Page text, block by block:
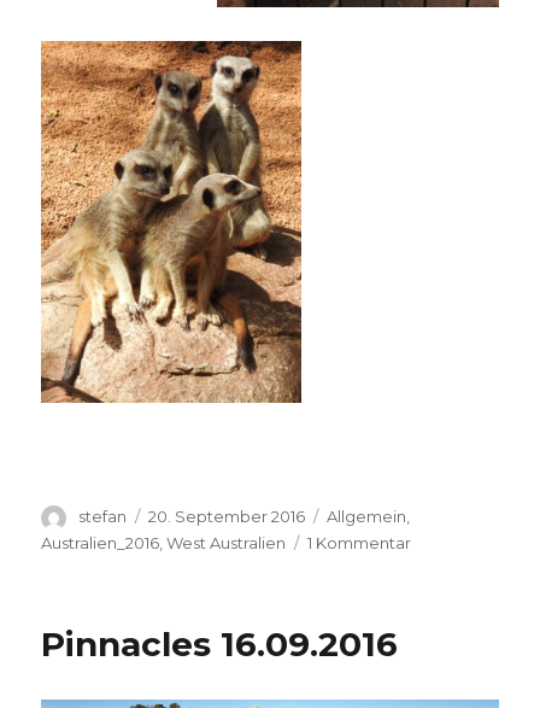
Autor
stefan
Veröffentlicht
am
20. September 2016 Kategorien
Allgemein,
Australien_2016 ,West Australien 1 Kommentarzu
Pinnacles 16.09.2016